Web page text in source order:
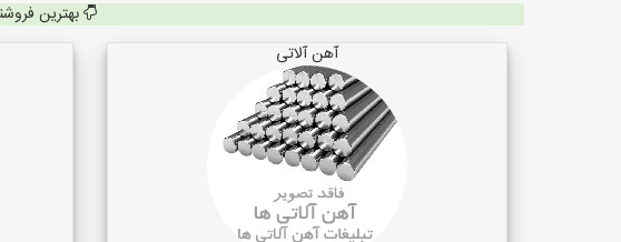
بهترین
آهن آلاتی